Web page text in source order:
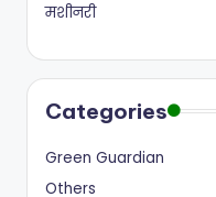
मशीनरी
Categories
Green Guardian
Others